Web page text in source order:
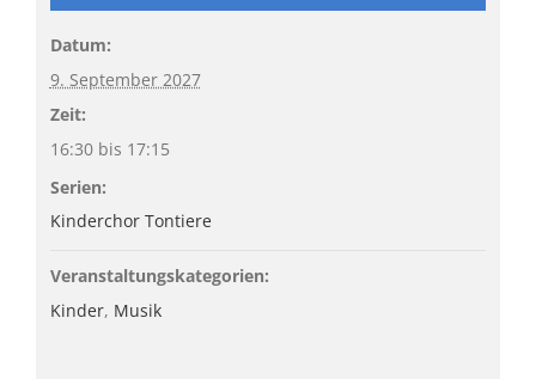
Datum:
9. September 2027
Zeit:
16:30 bis 17:15
Serien:
Kinderchor Tontiere
Veranstaltungskategorien:
Kinder, Musik